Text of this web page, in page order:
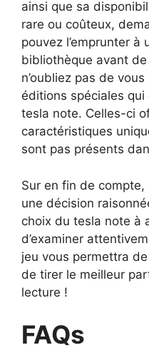
ainsi que sa
rare ou coûteux,
pouvez l’emprunter à
bibliothèque avant de
n’oubliez pas de
éditions spéciales
tesla note. Celles-ci
caractéristiques
sont pas présents
Sur en fin de
une décision
choix du tesla note à
d’examiner
jeu vous permettra
de tirer le meilleur
lecture !
FAQs